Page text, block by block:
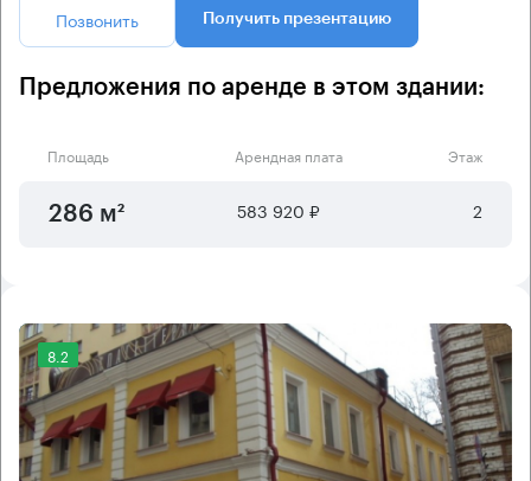
Позвонить Получить презентацию
Предложения по аренде в этом здании:
Площадь Арендная плата Этаж
286 м² 583 920 ₽ 2
8.2